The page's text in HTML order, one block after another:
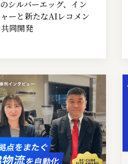
シルバーエッグ、イン
ーと新たなAIレコメン
同開発